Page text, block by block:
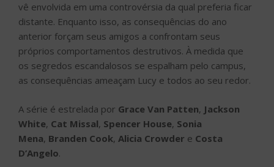
vê envolvida em uma controvérsia da qual preferia ficar
distante. Enquanto isso, as consequências do ano
anterior forçam seus amigos a confrontam seus
próprios comportamentos destrutivos. À medida que
os segredos escandalosos se espalham pelo campus,
as consequências ameaçam Lucy e todos ao seu redor.
A série é estrelada por Grace Van Patten, Jackson
White, Cat Missal, Spencer House, Sonia
Mena, Branden Cook, Alicia Crowder e Costa
D’Angelo.